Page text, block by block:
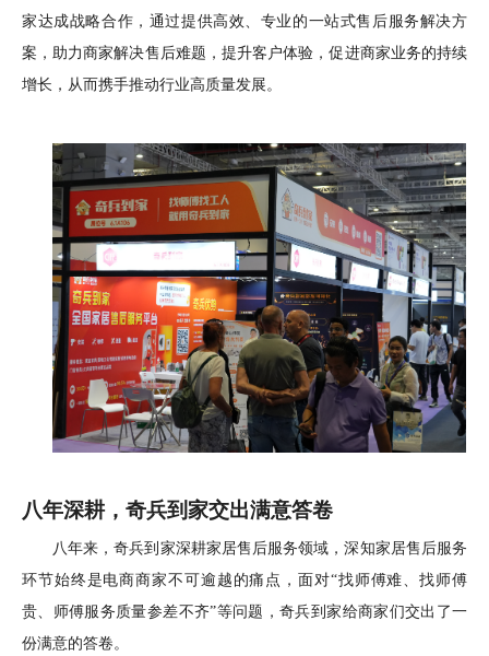
家达成战略合作， 通过提供高效、专业的一站式售后服务解决方
案，助力商家解决售后难题，提升客户体验，促进商家业务的持续
增长，从而携手推动行业高质量发展。
八年深耕，奇兵到家交出满意答卷
八年来，奇兵到家深耕家居售后服务领域，深知家居售后服务
环节始终是电商商家不可逾越的痛点，面对“找师傅难、找师傅
贵、师傅服务质量参差不齐”等问题，奇兵到家给商家们交出了一
份满意的答卷。